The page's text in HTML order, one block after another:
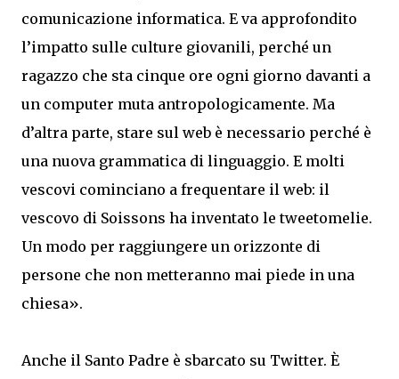
comunicazione informatica. E va approfondito
l’impatto sulle culture giovanili, perché un
ragazzo che sta cinque ore ogni giorno davanti a
un computer muta antropologicamente. Ma
d’altra parte, stare sul web è necessario perché è
una nuova grammatica di linguaggio. E molti
vescovi cominciano a frequentare il web: il
vescovo di Soissons ha inventato le tweetomelie.
Un modo per raggiungere un orizzonte di
persone che non metteranno mai piede in una
chiesa».
Anche il Santo Padre è sbarcato su Twitter. È